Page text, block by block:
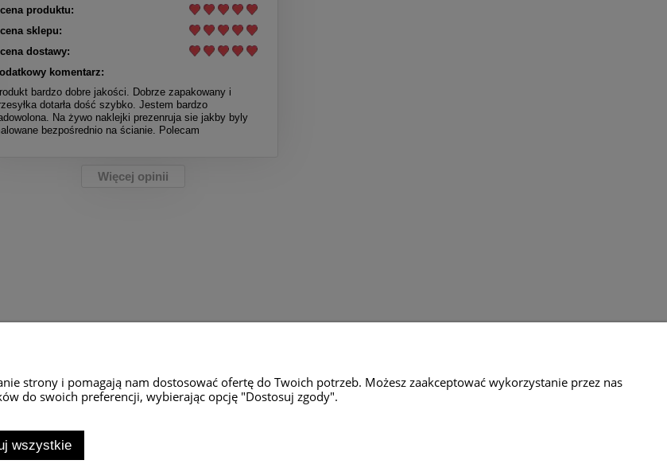
produktu:
sklepu:
dostawy:
komentarz:
bardzo dobre jakości. Dobrze zapakowany i
dotarła dość szybko. Jestem bardzo
Na żywo naklejki prezenruja sie jakby byly
bezpośrednio na ścianie. Polecam
Więcej opinii
Twoje zamówienia
Przechowalnia
Zwroty towaru
ul.Motylkowa 65g
strony i pomagają nam dostosować ofertę do Twoich potrzeb. Możesz zaakceptować wykorzystanie przez nas
do swoich preferencji, wybierając opcję "Dostosuj zgody".
wszystkie